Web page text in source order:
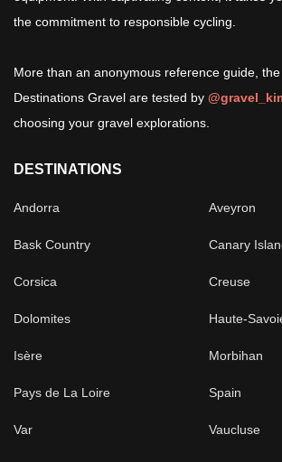
the commitment to responsible cycling.
More than an anonymous reference guide,
Destinations Gravel are tested by
choosing your gravel explorations.
DESTINATIONS
Andorra Aveyron
Bask Country Canary
Corsica Creuse
Dolomites Haute-
Isère Morbihan
Pays de La Loire Spain
Var Vaucluse